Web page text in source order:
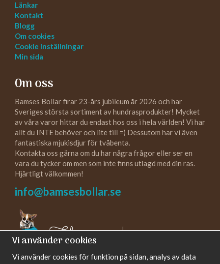
Länkar
Kontakt
Blogg
Om cookies
Cookie inställningar
Min sida
Om oss
Bamses Bollar firar 23-års jubileum år 2026 och har
Sveriges största sortiment av hundrasprodukter! Mycket
av våra varor hittar du endast hos oss i hela världen! Vi har
allt du INTE behöver och lite till =) Dessutom har vi även
fantastiska mjukisdjur för tvåbenta.
Kontakta oss gärna om du har några frågor eller ser en
vara du tycker om men som inte finns utlagd med din ras.
Hjärtligt välkommen!
info@bamsesbollar.se
Följ oss gärna!
Vi använder cookies
Vi använder cookies för funktion på sidan, analys av data